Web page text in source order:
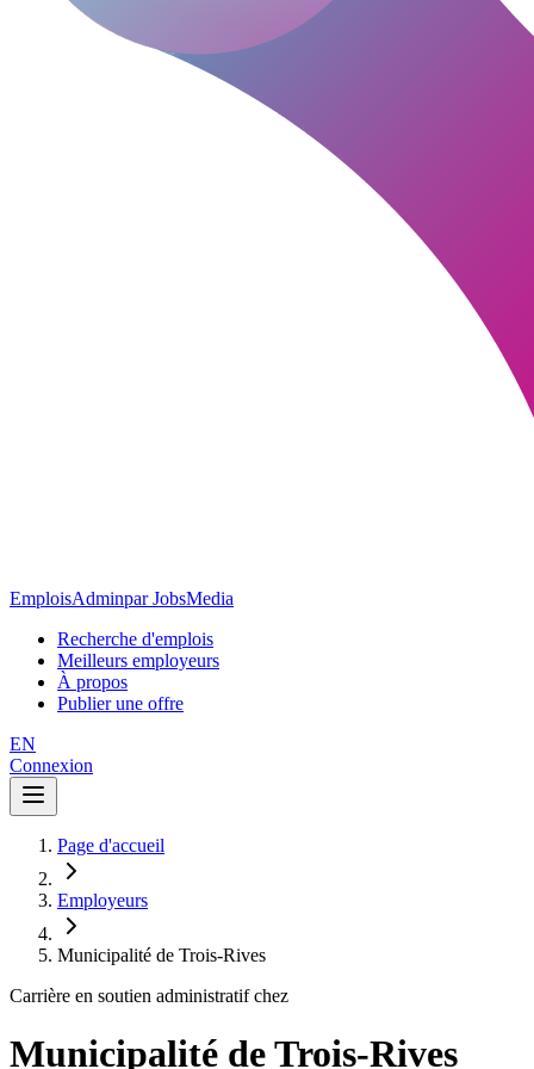
EmploisAdminpar JobsMedia
Recherche d'emplois
Meilleurs employeurs
À propos
Publier une offre
EN
Connexion
Page d'accueil
Employeurs
Municipalité de Trois-Rives
Carrière en soutien administratif chez
Municipalité de Trois-Rives